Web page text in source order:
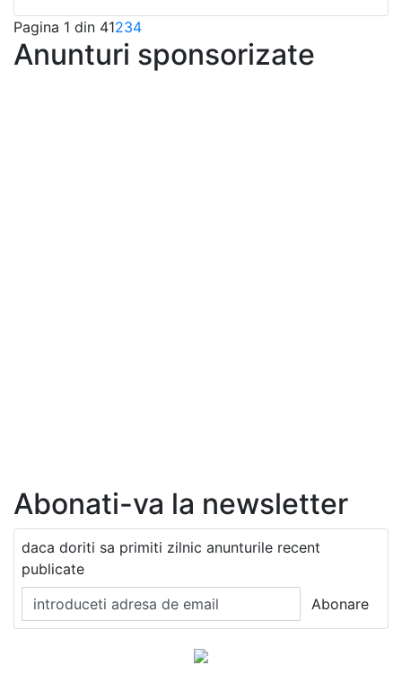
Pagina 1 din 41234
Anunturi sponsorizate
Abonati-va la newsletter
daca doriti sa primiti zilnic anunturile recent
publicate